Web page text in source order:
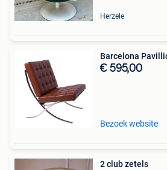
Herzele
€ 595,00
Bezoek website
2 club zetels